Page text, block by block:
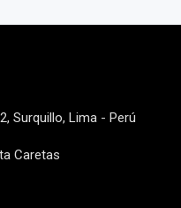
Surquillo, Lima - Perú
Caretas